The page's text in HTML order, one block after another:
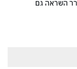
השראה גם